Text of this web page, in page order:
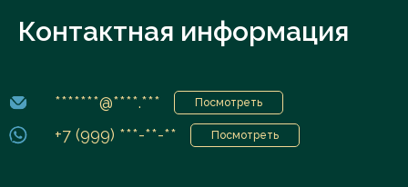
Контактная информация
*******@****.*** Посмотреть
+7 (999) ***-**-** Посмотреть